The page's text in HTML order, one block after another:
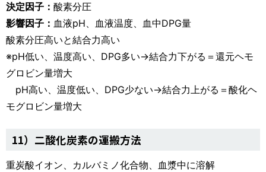
決定因子： 酸素分圧
影響因子： 血液pH、血液温度、血中DPG量
酸素分圧高いと結合力高い
※pH低い、温度高い、DPG多い→結合力下がる＝還元ヘモ
グロビン量増大
pH高い、温度低い、DPG少ない→結合力上がる＝酸化ヘ
モグロビン量増大
11）二酸化炭素の運搬方法
重炭酸イオン、カルバミノ化合物、血漿中に溶解